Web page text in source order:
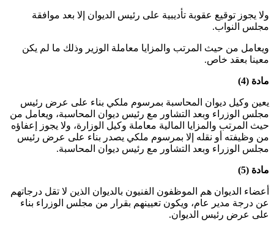
ولا يجوز توقيع عقوبة تأديبية على رئيس الديوان إلا بعد موافقة
مجلس النواب.
ويعامل من حيث المرتب والمزايا معاملة الوزير وذلك ما لم يكن
معينا بعقد خاص.
مادة (4)
يعين وكيل ديوان المحاسبة بمرسوم ملكي بناء على عرض رئيس
مجلس الوزراء وبعد التشاور مع رئيس ديوان المحاسبة، ويعامل من
حيث المرتب والمزايا المالية معاملة وكيل الوزارة، ولا يجوز إعفاؤه
من وظيفته أو نقله إلا بمرسوم ملكي يصدر بناء على عرض رئيس
مجلس الوزراء وبعد التشاور مع رئيس ديوان المحاسبة.
مادة (5)
أعضاء الديوان هم الموظفون الفنيون بالديوان الذين لا تقل درجاتهم
عن درجة مدير عام، ويكون تعيينهم بقرار من مجلس الوزراء بناء
على عرض رئيس الديوان.